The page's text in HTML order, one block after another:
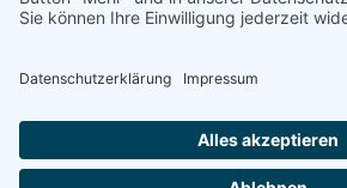
Generator